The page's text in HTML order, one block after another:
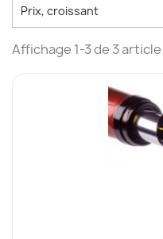
Prix, croissant
Affichage 1-3 de 3